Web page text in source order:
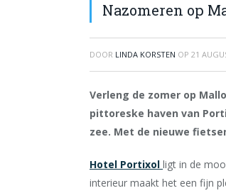
Nazomeren op
DOOR LINDA KORSTEN OP 21
Verleng de zomer op
pittoreske haven van
zee. Met de nieuwe
Hotel Portixol ligt in de
interieur maakt het een fijn